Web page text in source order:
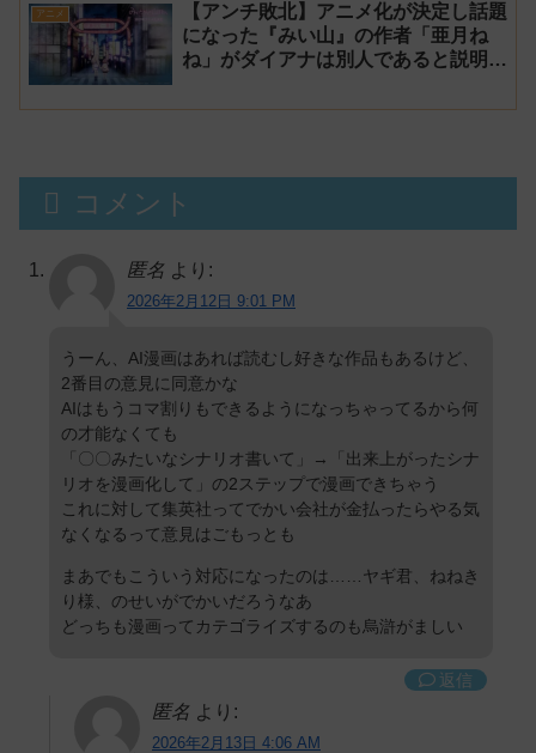
アニメ
【アンチ敗北】アニメ化が決定し話題
になった『みい山』の作者「亜月ね
ね」がダイアナは別人であると説明し
コメント
匿名 より:
2026年2月12日 9:01 PM
うーん、AI漫画はあれば読むし好きな作品もあるけど、
2番目の意見に同意かな
AIはもうコマ割りもできるようになっちゃってるから何
の才能なくても
「〇〇みたいなシナリオ書いて」→「出来上がったシナ
リオを漫画化して」の2ステップで漫画できちゃう
これに対して集英社ってでかい会社が金払ったらやる気
なくなるって意見はごもっとも
まあでもこういう対応になったのは……ヤギ君、ねねき
り様、のせいがでかいだろうなあ
どっちも漫画ってカテゴライズするのも烏滸がましい
返信
匿名 より:
2026年2月13日 4:06 AM